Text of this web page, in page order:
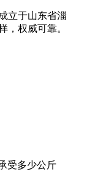
立于山东省淄
，权威可靠。
受多少公斤